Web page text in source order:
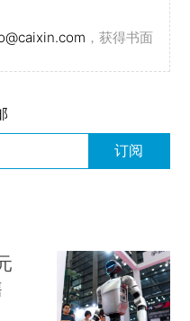
，获得书面
订阅